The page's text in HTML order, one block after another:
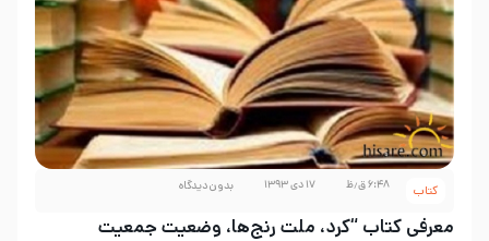
کتاب ۶:۴۸ ق٫ظ ۱۷ دی ۱۳۹۳ بدون دیدگاه
معرفی کتاب “کرد، ملت رنج‌ها، وضعیت جمعیت